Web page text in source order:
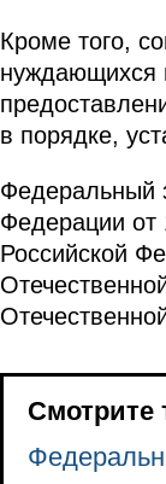
Кроме того,
нуждающихся
в порядке,
Федеральный
Федерации от
Российской
Смотрите